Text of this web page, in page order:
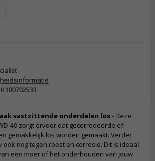
K100702533
vastzittende onderdelen los- Deze
40 zorgt ervoor dat gecorrodeerde of
gemakkelijk los worden gemaakt. Verder
ook nog tegen roest en corrosie. Dit is ideaal
een moer of het onderhouden van jouw